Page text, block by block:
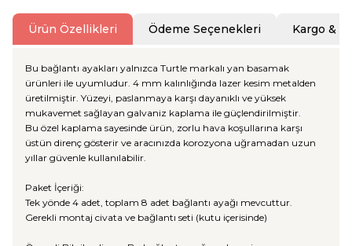
Ürün Özellikleri Ödeme Seçenekleri Kargo &
Bu bağlantı ayakları yalnızca Turtle markalı yan basamak
ürünleri ile uyumludur. 4 mm kalınlığında lazer kesim metalden
üretilmiştir. Yüzeyi, paslanmaya karşı dayanıklı ve yüksek
mukavemet sağlayan galvaniz kaplama ile güçlendirilmiştir.
Bu özel kaplama sayesinde ürün, zorlu hava koşullarına karşı
üstün direnç gösterir ve aracınızda korozyona uğramadan uzun
yıllar güvenle kullanılabilir.
Paket İçeriği:
Tek yönde 4 adet, toplam 8 adet bağlantı ayağı mevcuttur.
Gerekli montaj civata ve bağlantı seti (kutu içerisinde)